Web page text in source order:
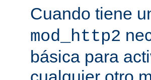
Cuando tiene
mod_http2
básica para